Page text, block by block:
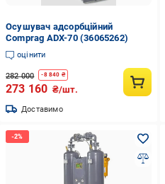
Осушувач адсорбційний
Comprag ADX-70 (36065262)
оцінити
282 000 -8 840 ₴
273 160 ₴/шт.
Доставимо